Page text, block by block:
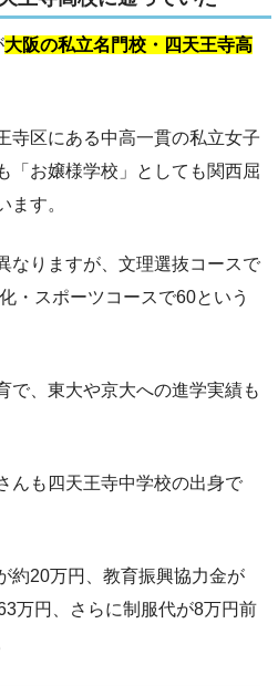
大阪の私立名門校・四天王寺高
寺区にある中高一貫の私立女子
「お嬢様学校」としても関西屈
ます。
なりますが、文理選抜コースで
・スポーツコースで60という
で、東大や京大への進学実績も
んも四天王寺中学校の出身で
約20万円、教育振興協力金が
万円、さらに制服代が8万円前